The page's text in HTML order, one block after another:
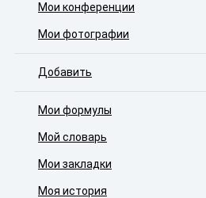
Мои конференции
Мои фотографии
Добавить
Мои формулы
Мой словарь
Мои закладки
Моя история